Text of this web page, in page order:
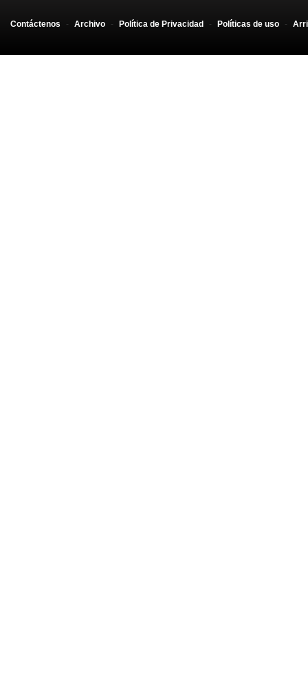
Contáctenos - Archivo - Política de Privacidad - Políticas de uso -